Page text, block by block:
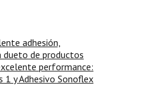
adhesión,
dueto de productos
performance:
1 y Adhesivo Sonoflex